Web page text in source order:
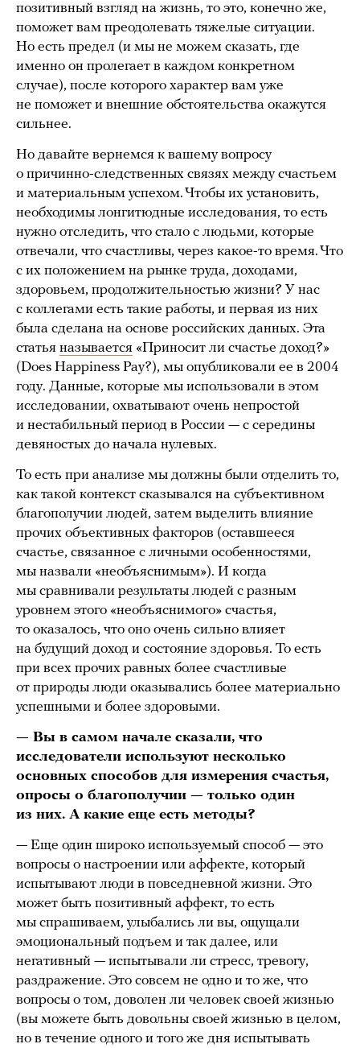
позитивный взгляд на жизнь, то это, конечно же,
поможет вам преодолевать тяжелые ситуации.
Но есть предел (и мы не можем сказать, где
именно он пролегает в каждом конкретном
случае), после которого характер вам уже
не поможет и внешние обстоятельства окажутся
сильнее.
Но давайте вернемся к вашему вопросу
о причинно-следственных связях между счастьем
и материальным успехом. Чтобы их установить,
необходимы лонгитюдные исследования, то есть
нужно отследить, что стало с людьми, которые
отвечали, что счастливы, через какое-то время. Что
с их положением на рынке труда, доходами,
здоровьем, продолжительностью жизни? У нас
с коллегами есть такие работы, и первая из них
была сделана на основе российских данных. Эта
статья называется «Приносит ли счастье доход?»
(Does Happiness Pay?), мы опубликовали ее в 2004
году. Данные, которые мы использовали в этом
исследовании, охватывают очень непростой
и нестабильный период в России — с середины
девяностых до начала нулевых.
То есть при анализе мы должны были отделить то,
как такой контекст сказывался на субъективном
благополучии людей, затем выделить влияние
прочих объективных факторов (оставшееся
счастье, связанное с личными особенностями,
мы назвали «необъяснимым»). И когда
мы сравнивали результаты людей с разным
уровнем этого «необъяснимого» счастья,
то оказалось, что оно очень сильно влияет
на будущий доход и состояние здоровья. То есть
при всех прочих равных более счастливые
от природы люди оказывались более материально
успешными и более здоровыми.
— Вы в самом начале сказали, что
исследователи используют несколько
основных способов для измерения счастья,
опросы о благополучии — только один
из них. А какие еще есть методы?
— Еще один широко используемый способ — это
вопросы о настроении или аффекте, который
испытывают люди в повседневной жизни. Это
может быть позитивный аффект, то есть
мы спрашиваем, улыбались ли вы, ощущали
эмоциональный подъем и так далее, или
негативный — испытывали ли стресс, тревогу,
раздражение. Это совсем не одно и то же, что
вопросы о том, доволен ли человек своей жизнью
(вы можете быть довольны своей жизнью в целом,
но в течение одного и того же дня испытывать